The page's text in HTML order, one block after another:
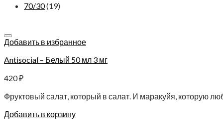
70/30(19)
Добавить в избранное
Antisocial – Белый 50 мл 3 мг
420₽
Фруктовый салат, который в салат. И маракуйя, которую
Добавить в корзину